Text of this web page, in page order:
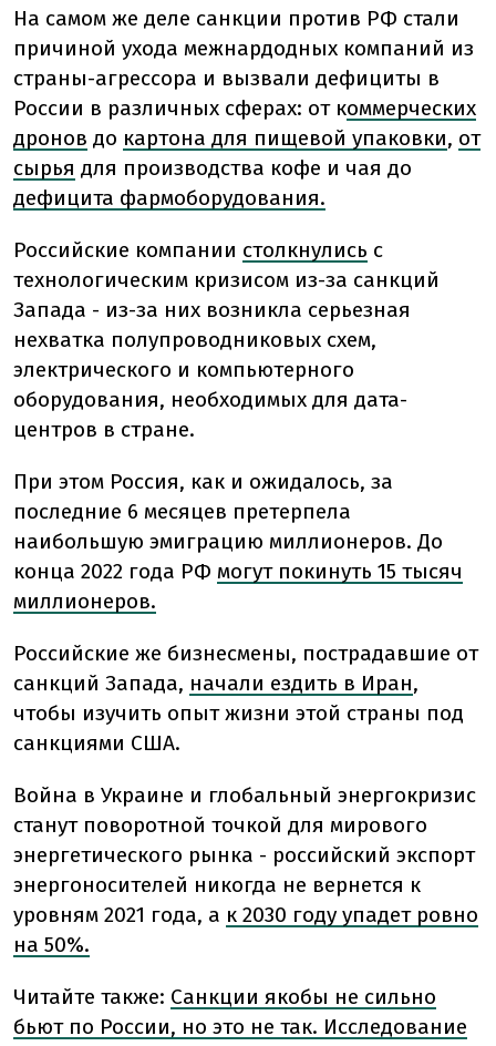
На самом же деле санкции против РФ стали
причиной ухода межнардодных компаний из
страны-агрессора и вызвали дефициты в
России в различных сферах: от коммерческих
дронов до картона для пищевой упаковки, от
сырья для производства кофе и чая до
дефицита фармоборудования.
Российские компании столкнулись с
технологическим кризисом из-за санкций
Запада - из-за них возникла серьезная
нехватка полупроводниковых схем,
электрического и компьютерного
оборудования, необходимых для дата-
центров в стране.
При этом Россия, как и ожидалось, за
последние 6 месяцев претерпела
наибольшую эмиграцию миллионеров. До
конца 2022 года РФ могут покинуть 15 тысяч
миллионеров.
Российские же бизнесмены, пострадавшие от
санкций Запада, начали ездить в Иран,
чтобы изучить опыт жизни этой страны под
санкциями США.
Война в Украине и глобальный энергокризис
станут поворотной точкой для мирового
энергетического рынка - российский экспорт
энергоносителей никогда не вернется к
уровням 2021 года, а к 2030 году упадет ровно
на 50%.
Читайте также: Санкции якобы не сильно
бьют по России, но это не так. Исследование